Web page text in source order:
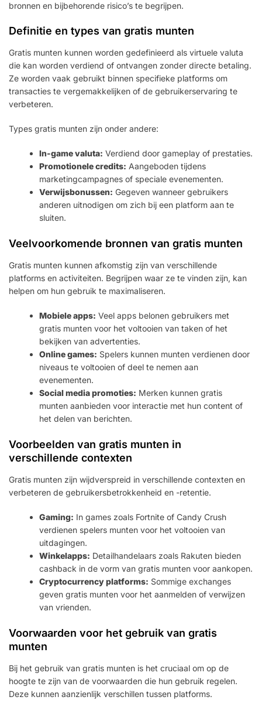
bronnen en bijbehorende risico’s te begrijpen.
Definitie en types van gratis munten
Gratis munten kunnen worden gedefinieerd als virtuele valuta
die kan worden verdiend of ontvangen zonder directe betaling.
Ze worden vaak gebruikt binnen specifieke platforms om
transacties te vergemakkelijken of de gebruikerservaring te
verbeteren.
Types gratis munten zijn onder andere:
In-game valuta: Verdiend door gameplay of prestaties.
Promotionele credits: Aangeboden tijdens
marketingcampagnes of speciale evenementen.
Verwijsbonussen: Gegeven wanneer gebruikers
anderen uitnodigen om zich bij een platform aan te
sluiten.
Veelvoorkomende bronnen van gratis munten
Gratis munten kunnen afkomstig zijn van verschillende
platforms en activiteiten. Begrijpen waar ze te vinden zijn, kan
helpen om hun gebruik te maximaliseren.
Mobiele apps: Veel apps belonen gebruikers met
gratis munten voor het voltooien van taken of het
bekijken van advertenties.
Online games: Spelers kunnen munten verdienen door
niveaus te voltooien of deel te nemen aan
evenementen.
Social media promoties: Merken kunnen gratis
munten aanbieden voor interactie met hun content of
het delen van berichten.
Voorbeelden van gratis munten in
verschillende contexten
Gratis munten zijn wijdverspreid in verschillende contexten en
verbeteren de gebruikersbetrokkenheid en -retentie.
Gaming: In games zoals Fortnite of Candy Crush
verdienen spelers munten voor het voltooien van
uitdagingen.
Winkelapps: Detailhandelaars zoals Rakuten bieden
cashback in de vorm van gratis munten voor aankopen.
Cryptocurrency platforms: Sommige exchanges
geven gratis munten voor het aanmelden of verwijzen
van vrienden.
Voorwaarden voor het gebruik van gratis
munten
Bij het gebruik van gratis munten is het cruciaal om op de
hoogte te zijn van de voorwaarden die hun gebruik regelen.
Deze kunnen aanzienlijk verschillen tussen platforms.